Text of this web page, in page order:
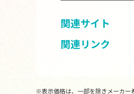
関連サイト
関連リンク
※表示価格は、一部を除きメーカー